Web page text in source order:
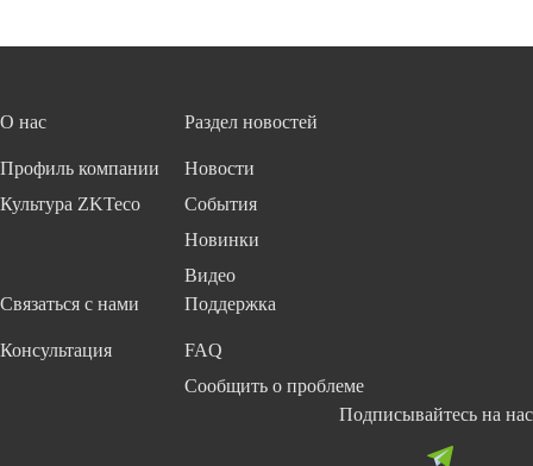
О нас
Профиль компании
Культура ZKTeco
Раздел новостей
Новости
События
Новинки
Видео
Связаться с нами
Консультация
Поддержка
FAQ
Сообщить о проблеме
Подписывайтесь на нас